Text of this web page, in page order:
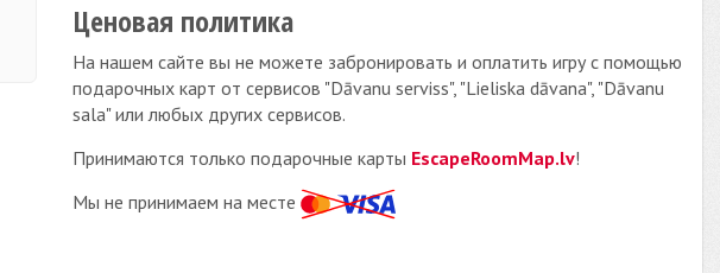
Ценовая политика
На нашем сайте вы не можете забронировать и оплатить игру с помощью
подарочных карт от сервисов "Dāvanu serviss", "Lieliska dāvana", "Dāvanu
sala" или любых других сервисов.
Принимаются только подарочные карты EscapeRoomMap.lv!
Мы не принимаем на месте